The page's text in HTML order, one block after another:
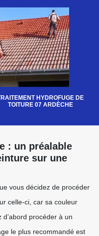
HYDROFUGE DE
TOITURE 07 ARDÈCHE
: un préalable
sur une
vous décidez de procéder
celle-ci, car sa couleur
d’abord procéder à un
le plus recommandé est